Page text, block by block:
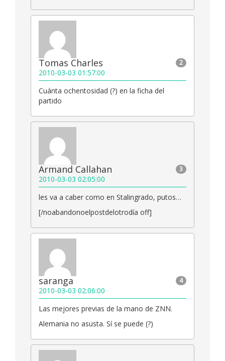
2
Tomas Charles
2010-03-03 01:57:00
Cuánta ochentosidad (?) en la ficha del
partido
3
Armand Callahan
2010-03-03 02:05:00
les va a caber como en Stalingrado, putos…
[/noabandonoelpostdelotrodía off]
4
saranga
2010-03-03 02:06:00
Las mejores previas de la mano de ZNN.
Alemania no asusta. Sí se puede (?)